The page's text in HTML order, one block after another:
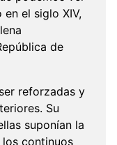
el siglo XIV,
de
reforzadas y
Su
suponían la
continuos